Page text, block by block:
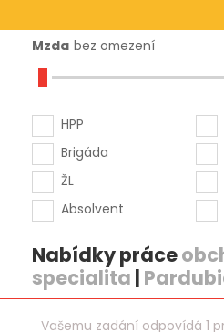
Mzda bez omezení
HPP
Brigáda
ŽL
Absolvent
Nabídky práce
specialita |
Vašemu zadání odpovídá 1